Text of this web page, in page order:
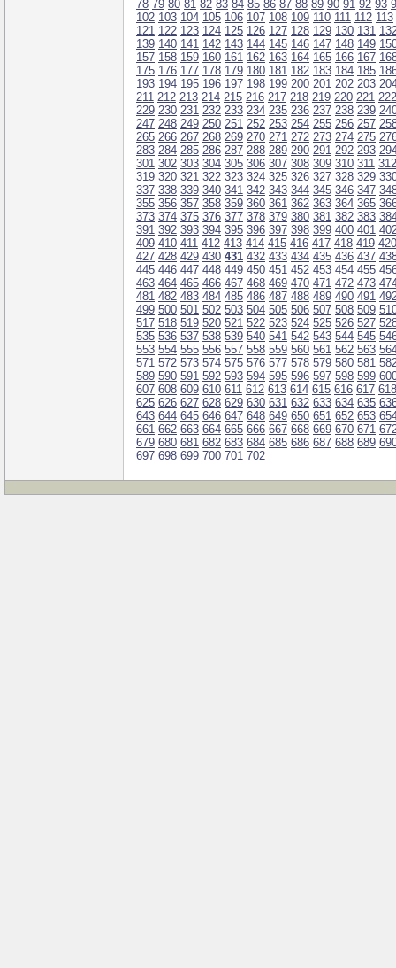
78 79 80 81 82 83 84 85 86 87 88 89 90 91 92 93
102 103 104 105 106 107 108 109 110 111 112 113
121 122 123 124 125 126 127 128 129 130 131
139 140 141 142 143 144 145 146 147 148 149
157 158 159 160 161 162 163 164 165 166 167
175 176 177 178 179 180 181 182 183 184 185
193 194 195 196 197 198 199 200 201 202 203
211 212 213 214 215 216 217 218 219 220 221 222
229 230 231 232 233 234 235 236 237 238 239
247 248 249 250 251 252 253 254 255 256 257
265 266 267 268 269 270 271 272 273 274 275
283 284 285 286 287 288 289 290 291 292 293
301 302 303 304 305 306 307 308 309 310 311 312
319 320 321 322 323 324 325 326 327 328 329
337 338 339 340 341 342 343 344 345 346 347
355 356 357 358 359 360 361 362 363 364 365
373 374 375 376 377 378 379 380 381 382 383
391 392 393 394 395 396 397 398 399 400 401
409 410 411 412 413 414 415 416 417 418 419 420
427 428 429 430 431 432 433 434 435 436 437
445 446 447 448 449 450 451 452 453 454 455
463 464 465 466 467 468 469 470 471 472 473
481 482 483 484 485 486 487 488 489 490 491
499 500 501 502 503 504 505 506 507 508 509
517 518 519 520 521 522 523 524 525 526 527
535 536 537 538 539 540 541 542 543 544 545
553 554 555 556 557 558 559 560 561 562 563
571 572 573 574 575 576 577 578 579 580 581
589 590 591 592 593 594 595 596 597 598 599
607 608 609 610 611 612 613 614 615 616 617 618
625 626 627 628 629 630 631 632 633 634 635
643 644 645 646 647 648 649 650 651 652 653
661 662 663 664 665 666 667 668 669 670 671
679 680 681 682 683 684 685 686 687 688 689
697 698 699 700 701 702